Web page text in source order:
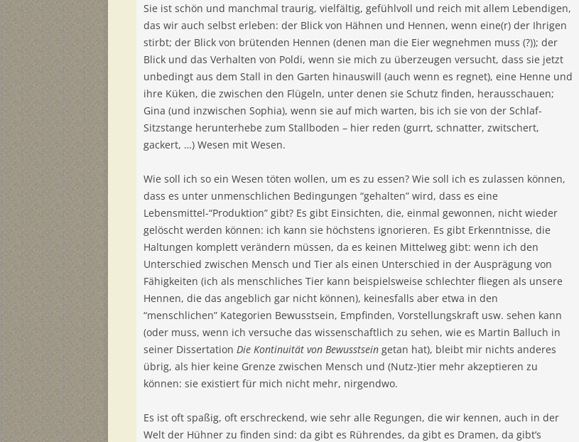
Sie ist schön und manchmal traurig, vielfältig, gefühlvoll und reich mit allem Lebendigen,
das wir auch selbst erleben: der Blick von Hähnen und Hennen, wenn eine(r) der Ihrigen
stirbt; der Blick von brütenden Hennen (denen man die Eier wegnehmen muss (?)); der
Blick und das Verhalten von Poldi, wenn sie mich zu überzeugen versucht, dass sie jetzt
unbedingt aus dem Stall in den Garten hinauswill (auch wenn es regnet), eine Henne und
ihre Küken, die zwischen den Flügeln, unter denen sie Schutz finden, herausschauen;
Gina (und inzwischen Sophia), wenn sie auf mich warten, bis ich sie von der Schlaf-
Sitzstange herunterhebe zum Stallboden – hier reden (gurrt, schnatter, zwitschert,
gackert, …) Wesen mit Wesen.
Wie soll ich so ein Wesen töten wollen, um es zu essen? Wie soll ich es zulassen können,
dass es unter unmenschlichen Bedingungen “gehalten” wird, dass es eine
Lebensmittel-“Produktion” gibt? Es gibt Einsichten, die, einmal gewonnen, nicht wieder
gelöscht werden können: ich kann sie höchstens ignorieren. Es gibt Erkenntnisse, die
Haltungen komplett verändern müssen, da es keinen Mittelweg gibt: wenn ich den
Unterschied zwischen Mensch und Tier als einen Unterschied in der Ausprägung von
Fähigkeiten (ich als menschliches Tier kann beispielsweise schlechter fliegen als unsere
Hennen, die das angeblich gar nicht können), keinesfalls aber etwa in den
“menschlichen” Kategorien Bewusstsein, Empfinden, Vorstellungskraft usw. sehen kann
(oder muss, wenn ich versuche das wissenschaftlich zu sehen, wie es Martin Balluch in
seiner Dissertation Die Kontinuität von Bewusstsein getan hat), bleibt mir nichts anderes
übrig, als hier keine Grenze zwischen Mensch und (Nutz-)tier mehr akzeptieren zu
können: sie existiert für mich nicht mehr, nirgendwo.
Es ist oft spaßig, oft erschreckend, wie sehr alle Regungen, die wir kennen, auch in der
Welt der Hühner zu finden sind: da gibt es Rührendes, da gibt es Dramen, da gibt’s